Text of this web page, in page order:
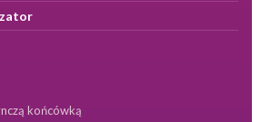
końcówką